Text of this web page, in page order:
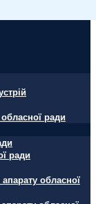
ради
ради
обласної